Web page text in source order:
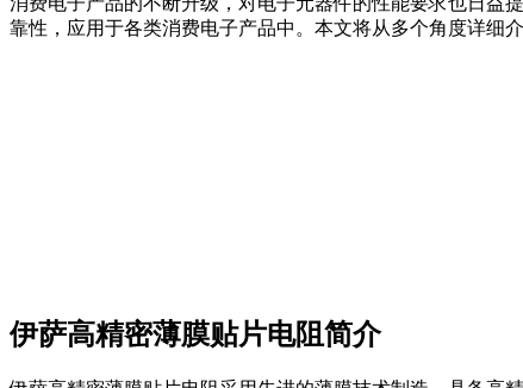
靠性，应用于各类消费电子产品中。本文将从多个角度详细
伊萨高精密薄膜贴片电阻简介